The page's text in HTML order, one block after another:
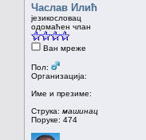
Часлав Илић
језикословац
одомаћен члан
Ван мреже
Пол:
Организација:
Име и презиме:
Струка: машинац
Поруке: 474